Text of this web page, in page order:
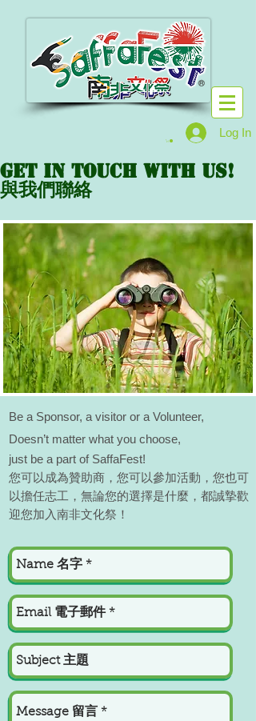
Log In
Get in touch with us!
與我們聯絡
Be a Sponsor, a visitor or a Volunteer,
Doesn’t matter what you choose,
just be a part of SaffaFest!
您可以成為贊助商，您可以參加活動，您也可
以擔任志工，無論您的選擇是什麼，都誠摯歡
迎您加入南非文化祭！